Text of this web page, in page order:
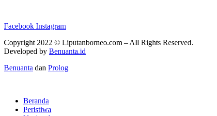
Facebook Instagram
Copyright 2022 © Liputanborneo.com – All Rights Reserved.
Developed by Benuanta.id
Benuanta dan Prolog
Beranda
Peristiwa